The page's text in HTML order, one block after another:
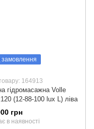
замовлення
164913
гідромасажна Volle
(12-88-100 lux L) ліва
грн
в наявності